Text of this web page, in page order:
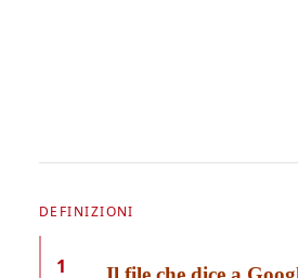
DEFINIZIONI
1